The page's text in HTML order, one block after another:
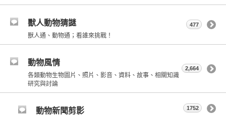
獸人動物猜謎
獸人通、動物通；看誰來挑戰！
477
動物風情
各類動物生物圖片、照片、影音、資料、故事、相關知識
研究與討論
2,664
動物新聞剪影 1752